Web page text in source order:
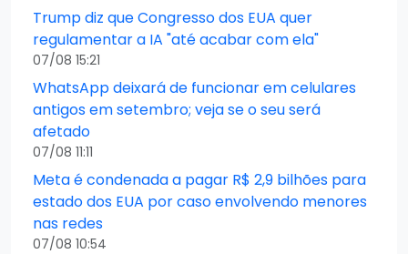
Trump diz que Congresso dos EUA quer
regulamentar a IA "até acabar com ela"
07/08 15:21
WhatsApp deixará de funcionar em celulares
antigos em setembro; veja se o seu será
afetado
07/08 11:11
Meta é condenada a pagar R$ 2,9 bilhões para
estado dos EUA por caso envolvendo menores
nas redes
07/08 10:54